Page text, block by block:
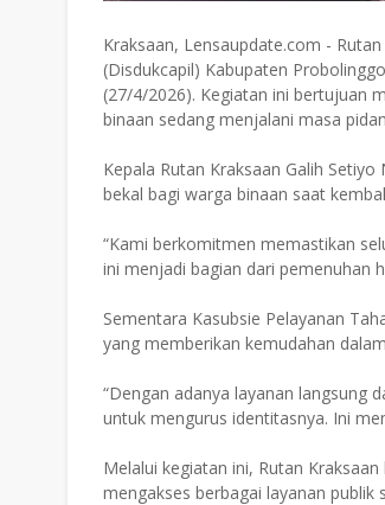
Kraksaan, Lensaupdate.com -
(Disdukcapil) Kabupaten
(27/4/2026). Kegiatan ini bertujuan
binaan sedang menjalani masa
Kepala Rutan Kraksaan Galih
bekal bagi warga binaan saat
“Kami berkomitmen memastikan
ini menjadi bagian dari pemenuhan
Sementara Kasubsie Pelayanan
yang memberikan kemudahan
“Dengan adanya layanan langsung
untuk mengurus identitasnya. Ini
Melalui kegiatan ini, Rutan
mengakses berbagai layanan